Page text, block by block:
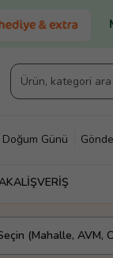
Doğum Günü
(Mahalle, AVM,